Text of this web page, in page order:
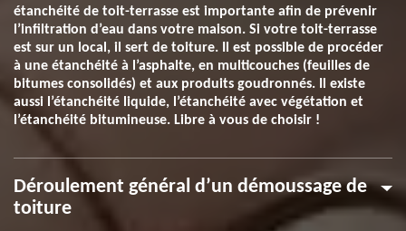
étanchéité de toit-terrasse est importante afin de prévenir
l’infiltration d’eau dans votre maison. Si votre toit-terrasse
est sur un local, il sert de toiture. Il est possible de procéder
à une étanchéité à l’asphalte, en multicouches (feuilles de
bitumes consolidés) et aux produits goudronnés. Il existe
aussi l’étanchéité liquide, l’étanchéité avec végétation et
l’étanchéité bitumineuse. Libre à vous de choisir !
Déroulement général d’un démoussage de
toiture